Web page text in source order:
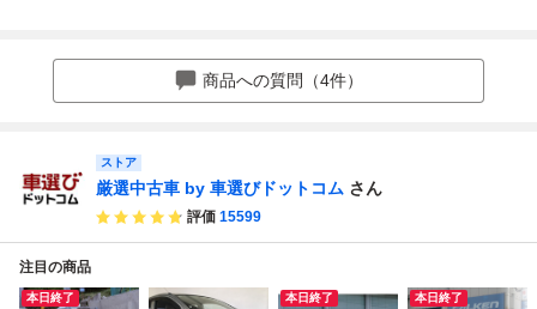
●3G2565商品への質問（4件）
ストア
厳選中古車 by 車選びドットコム さん
評価 15599
注目の商品
本日終了 本日終了 本日終了